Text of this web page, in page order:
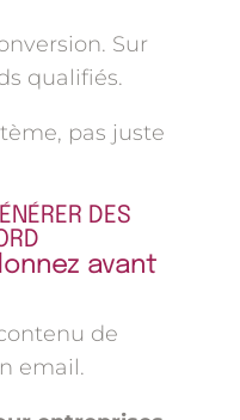
Sur
qualifiés.
pas juste
DES
avant
de
email.